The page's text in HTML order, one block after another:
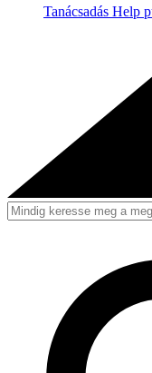
Tanácsadás Help